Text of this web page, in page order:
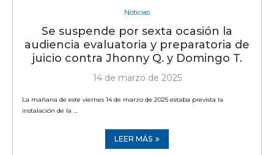
Noticias
Se suspende por sexta ocasión la
audiencia evaluatoria y preparatoria de
juicio contra Jhonny Q. y Domingo T.
14 de marzo de 2025
La mañana de este viernes 14 de marzo de 2025 estaba prevista la
instalación de la …
LEER MÁS